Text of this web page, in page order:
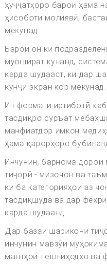
ҳуҷҷатҳоро барои ҳама
ҳисоботи молиявӣ,
мекунад.
Барои он ки
муошират кунанд,
карда шудааст, ки дар
кунҷи экран кор мекунад.
Ин формати иртиботӣ
тасдиқро суръат
манфиатдор имкон
ҳама қарорҳоро
Инчунин, барнома дорои
тиҷорӣ - мизоҷон ва
ки ба категорияҳои аз
тасдиқшуда ва дар
карда шудаанд.
Дар базаи шарикони
инчунин мавзӯи
матнҳои пешниҳодҳо ва